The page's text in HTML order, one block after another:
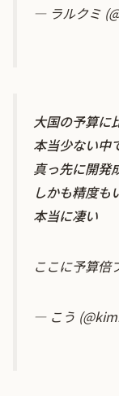
— ラルクミ
大国の予算に
本当少ない中
真っ先に開発
しかも精度も
本当に凄い
ここに予算倍
— こう